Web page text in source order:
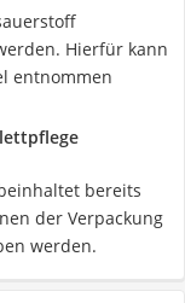
Hierfür kann
entnommen
bereits
der Verpackung
werden.